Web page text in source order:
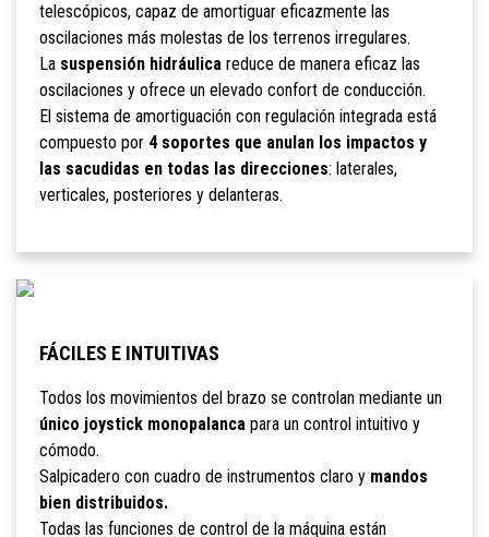
telescópicos, capaz de amortiguar eficazmente las
oscilaciones más molestas de los terrenos irregulares.
La suspensión hidráulicareduce de manera eficaz las
oscilaciones y ofrece un elevado confort de conducción.
El sistema de amortiguación con regulación integrada está
compuesto por 4 soportes que anulan los impactos y
las sacudidas en todas las direcciones: laterales,
verticales, posteriores y delanteras.
FÁCILES E INTUITIVAS
Todos los movimientos del brazo se controlan mediante un
único joystick monopalancapara un control intuitivo y
cómodo.
Salpicadero con cuadro de instrumentos claro y mandos
bien distribuidos.
Todas las funciones de control de la máquina están